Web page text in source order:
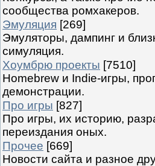
сообщества ромхакеров.
Эмуляция [269]
Эмуляторы, дампинг и
симуляция.
Хоумбрю проекты [7510]
Homebrew и Indie-игры,
демонстрации.
Про игры [827]
Про игры, их историю,
переиздания оных.
Прочее [669]
Новости сайта и разное